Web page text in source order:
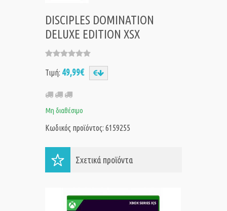
DISCIPLES DOMINATION
DELUXE EDITION XSX
Τιμή: 49,99€
Μη διαθέσιμο
Κωδικός προϊόντος: 6159255
Σχετικά προϊόντα